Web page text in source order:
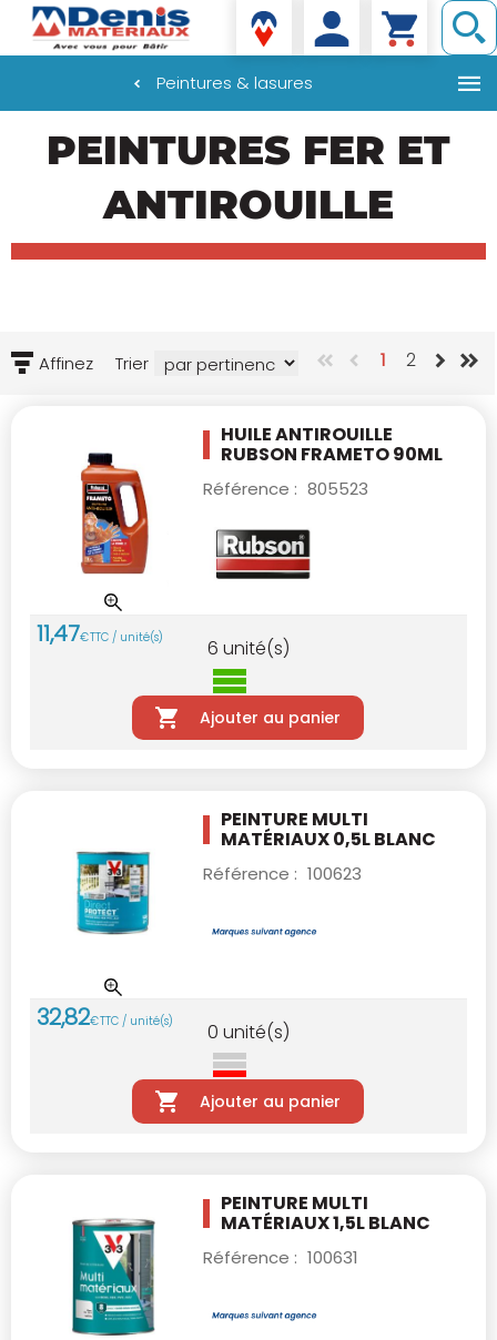
contenu
Denis matériaux
Peintures & lasures
PEINTURES FER ET
ANTIROUILLE
Affinez Trier 1 2
HUILE ANTIROUILLE
RUBSON FRAMETO 90ML
Référence : 805523
11,47€TTC / unité(s) 6 unité(s)
Ajouter au panier
PEINTURE MULTI
MATÉRIAUX 0,5L BLANC
Référence : 100623
32,82€TTC / unité(s) 0 unité(s)
Ajouter au panier
PEINTURE MULTI
MATÉRIAUX 1,5L BLANC
Référence : 100631